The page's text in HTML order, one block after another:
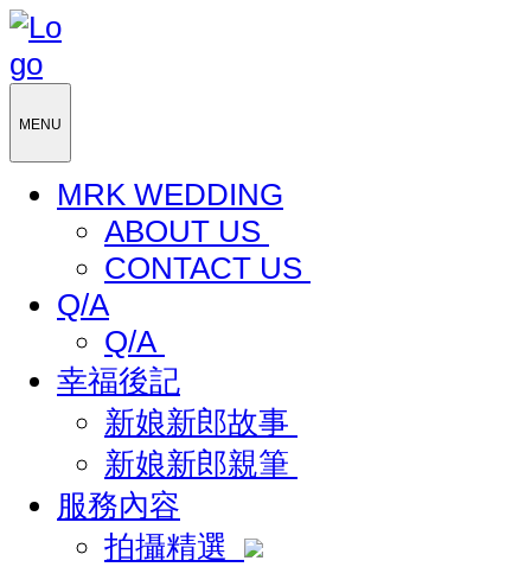
MENU
MRK WEDDING
ABOUT US
CONTACT US
Q/A
Q/A
幸福後記
新娘新郎故事
新娘新郎親筆
服務內容
拍攝精選